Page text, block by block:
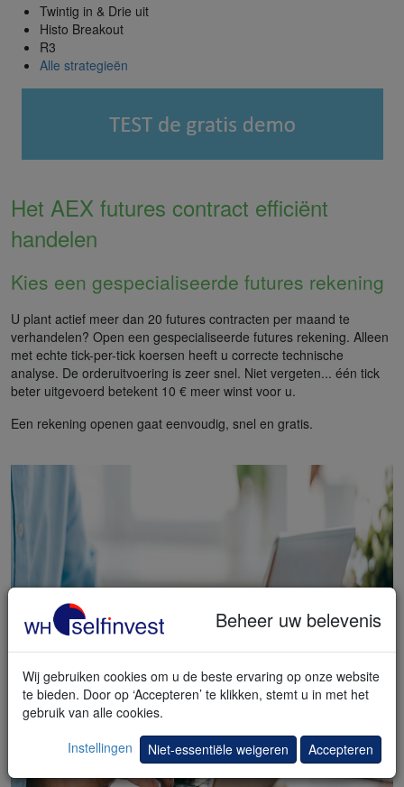
Twintig in & Drie uit
Histo Breakout
R3
Alle strategieën
Het AEX futures contract efficiënt
handelen
Kies een gespecialiseerde futures rekening
U plant actief meer dan 20 futures contracten per maand te
verhandelen? Open een gespecialiseerde futures rekening. Alleen
met echte tick-per-tick koersen heeft u correcte technische
analyse. De orderuitvoering is zeer snel. Niet vergeten... één tick
beter uitgevoerd betekent 10 € meer winst voor u.
Een rekening openen gaat eenvoudig, snel en gratis.
Beheer uw belevenis
Wij gebruiken cookies om u de beste ervaring op onze website
te bieden. Door op ‘Accepteren’ te klikken, stemt u in met het
gebruik van alle cookies.
Instellingen
Niet-essentiële weigeren Accepteren